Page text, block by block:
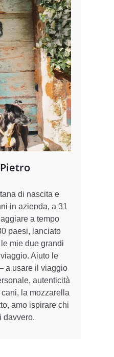
di nascita e
in azienda, a 31
a tempo
paesi, lanciato
mie due grandi
Aiuto le
a usare il viaggio
autenticità
la mozzarella
amo ispirare chi
davvero.